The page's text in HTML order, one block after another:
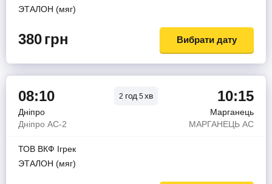
ЭТАЛОН (мяг)
380грн Вибрати дату
08:10 2 год 5хв 10:15
Дніпро
Марганець
Дніпро АС-2
МАРГАНЕЦЬ АС
ТОВ ВКФ Iгрек
ЭТАЛОН (мяг)